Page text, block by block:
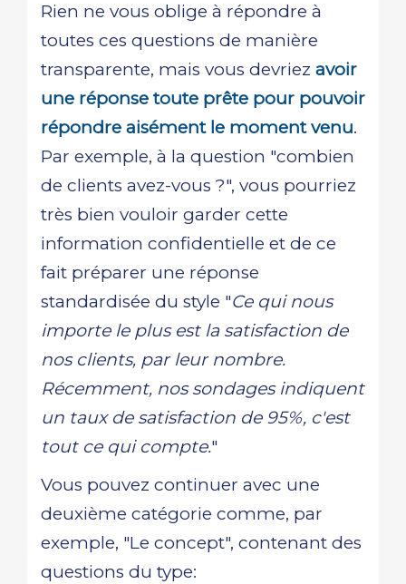
Rien ne vous oblige à répondre à
toutes ces questions de manière
transparente, mais vous devriez avoir
une réponse toute prête pour pouvoir
répondre aisément le moment venu.
Par exemple, à la question "combien
de clients avez-vous ?", vous pourriez
très bien vouloir garder cette
information confidentielle et de ce
fait préparer une réponse
standardisée du style "Ce qui nous
importe le plus est la satisfaction de
nos clients, par leur nombre.
Récemment, nos sondages indiquent
un taux de satisfaction de 95%, c'est
tout ce qui compte."
Vous pouvez continuer avec une
deuxième catégorie comme, par
exemple, "Le concept", contenant des
questions du type: